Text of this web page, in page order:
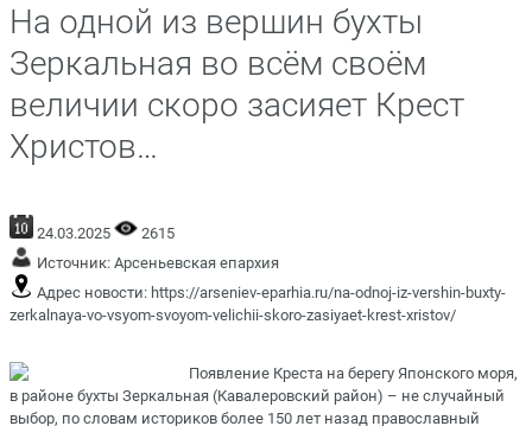
На одной из вершин бухты
Зеркальная во всём своём
величии скоро засияет Крест
Христов…
24.03.2025
2615
Источник: Арсеньевская епархия
Адрес новости: https://arseniev-eparhia.ru/na-odnoj-iz-vershin-buxty-
zerkalnaya-vo-vsyom-svoyom-velichii-skoro-zasiyaet-krest-xristov/
Появление Креста на берегу Японского моря,
в районе бухты Зеркальная (Кавалеровский район) – не случайный
выбор, по словам историков более 150 лет назад православный